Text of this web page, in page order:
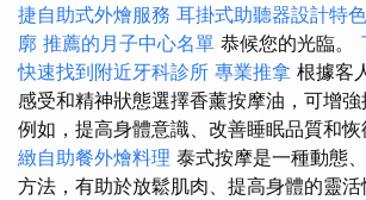
捷自助式外燴服務 耳掛式助聽器設計特色
廓 推薦的月子中心名單 恭候您的光臨。
快速找到附近牙科診所 專業推拿 根據客
感受和精神狀態選擇香薰按摩油，可增強
例如，提高身體意識、改善睡眠品質和恢
緻自助餐外燴料理 泰式按摩是一種動態
方法，有助於放鬆肌肉、提高身體的靈